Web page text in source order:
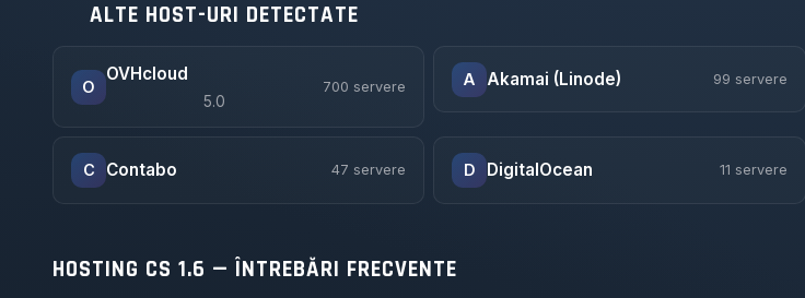
ALTE HOST-URI DETECTATE
O
OVHcloud
5.0
700 servere A Akamai (Linode) 99 servere
C Contabo 47 servere D DigitalOcean 11 servere
HOSTING CS 1.6 — ÎNTREBĂRI FRECVENTE